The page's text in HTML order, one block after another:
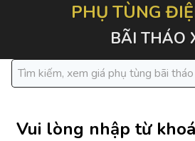
PHỤ TÙNG
BÃI THÁO
Vui lòng nhập từ